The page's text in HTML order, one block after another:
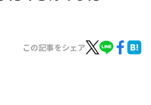
この記事をシェア